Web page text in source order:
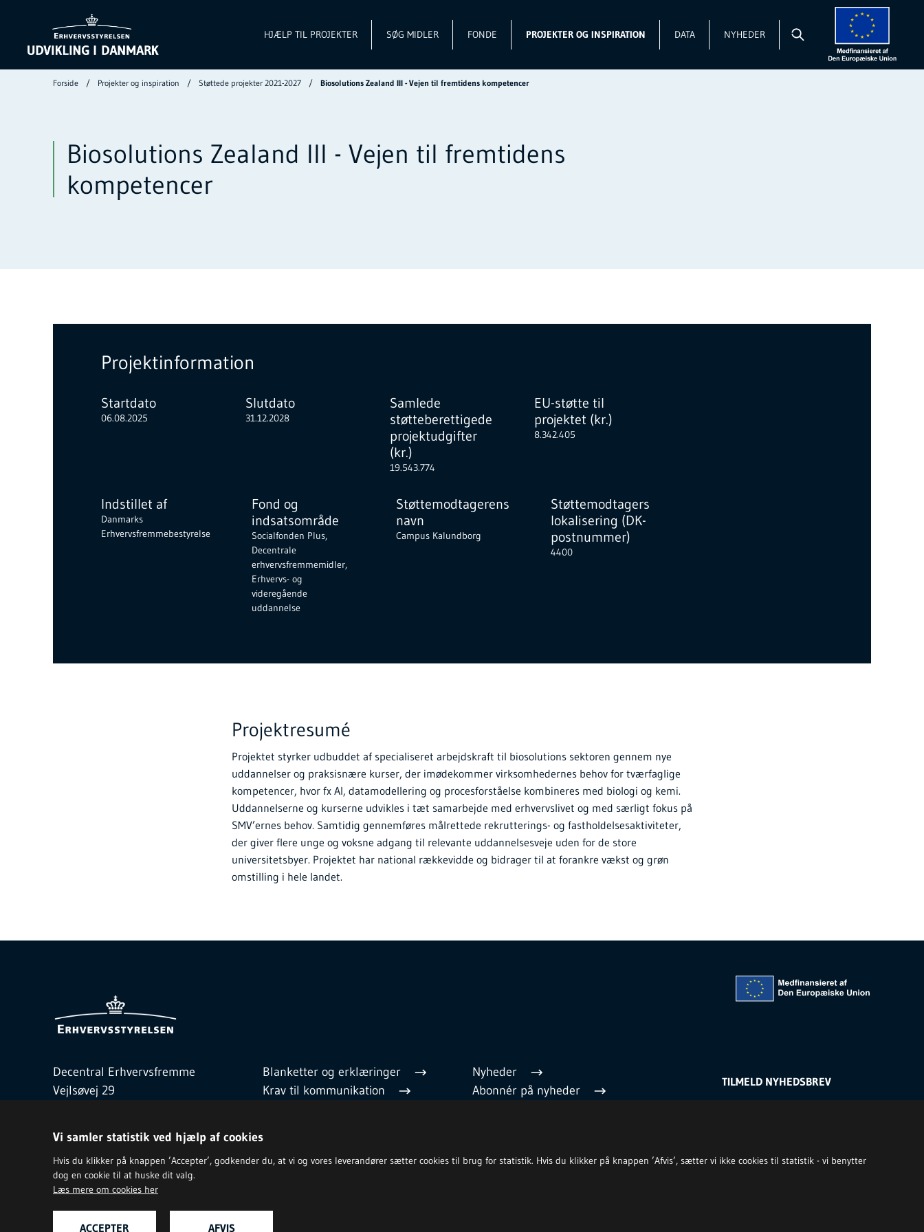
Vi samler statistik ved hjælp af cookies
Hvis du klikker på knappen ’Accepter’, godkender du, at vi og vores leverandører sætter cookies til brug for statistik. Hvis du klikker på knappen ’Afvis’, sætter vi ikke cookies til statistik - vi benytter
dog en cookie til at huske dit valg.
Læs mere om cookies her
ACCEPTER AFVIS
HJÆLP TIL PROJEKTER SØG MIDLER FONDE PROJEKTER OG INSPIRATION DATA NYHEDER
Forside Projekter og inspiration Støttede projekter 2021-2027 Biosolutions Zealand III - Vejen til fremtidens kompetencer
Biosolutions Zealand III - Vejen til fremtidens
kompetencer
Projektinformation
Startdato
06.08.2025
Slutdato
31.12.2028
Samlede
støtteberettigede
projektudgifter
(kr.)
19.543.774
EU-støtte til
projektet (kr.)
8.342.405
Indstillet af
Danmarks
Erhvervsfremmebestyrelse
Fond og
indsatsområde
Socialfonden Plus,
Decentrale
erhvervsfremmemidler,
Erhvervs- og
videregående
uddannelse
Støttemodtagerens
navn
Campus Kalundborg
Støttemodtagers
lokalisering (DK-
postnummer)
4400
Projektresumé
Projektet styrker udbuddet af specialiseret arbejdskraft til biosolutions sektoren gennem nye
uddannelser og praksisnære kurser, der imødekommer virksomhedernes behov for tværfaglige
kompetencer, hvor fx AI, datamodellering og procesforståelse kombineres med biologi og kemi.
Uddannelserne og kurserne udvikles i tæt samarbejde med erhvervslivet og med særligt fokus på
SMV’ernes behov. Samtidig gennemføres målrettede rekrutterings- og fastholdelsesaktiviteter,
der giver flere unge og voksne adgang til relevante uddannelsesveje uden for de store
universitetsbyer. Projektet har national rækkevidde og bidrager til at forankre vækst og grøn
omstilling i hele landet.
Decentral Erhvervsfremme
Vejlsøvej 29
Blanketter og erklæringer
Krav til kommunikation
Nyheder
Abonnér på nyheder
Whistleblower (antisvig)
TILMELD NYHEDSBREV